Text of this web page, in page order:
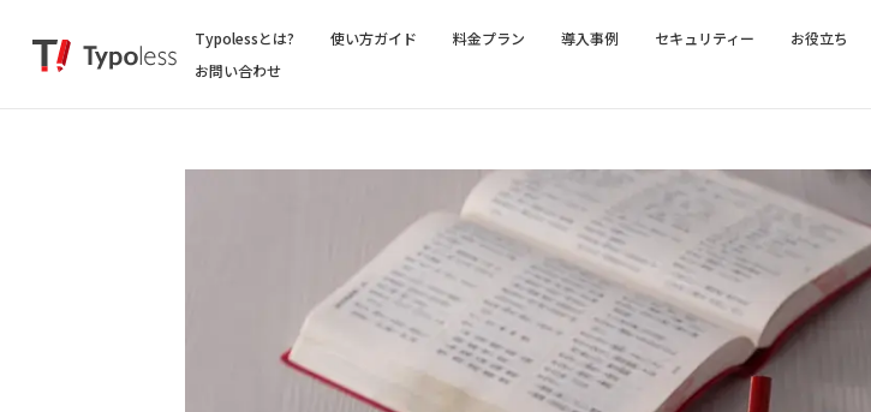
Typolessとは? 使い方ガイド 料金プラン 導入事例 セキュリティー お役立ち
お問い合わせ